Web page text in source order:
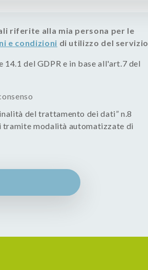
riferite alla mia persona per le
e condizioni di utilizzo del servizio
del GDPR e in base all'art.7 del
del trattamento dei dati” n.8
tramite modalità automatizzate di